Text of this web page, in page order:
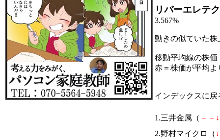
リバーエレテク
3.567%
動きの似ていた
移動平均線の株価
赤＝株価が平均
インデックスに戻
1.三井金属（ － － ↓
2.野村マイクロ（ ↓